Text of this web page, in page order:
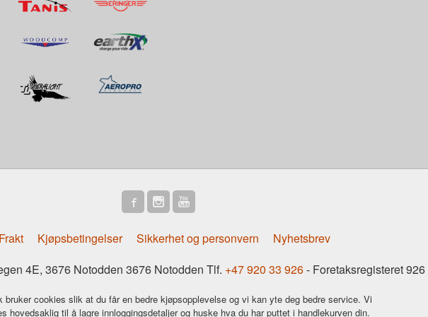
Kjøpsbetingelser Sikkerhet og personvern
Nyhetsbrev
4E, 3676 Notodden 3676 Notodden Tlf. +47 920 33 926- Foretaksregisteret 926
bruker cookies slik at du får en bedre kjøpsopplevelse og vi kan yte deg bedre service. Vi
hovedsaklig til å lagre innloggingsdetaljer og huske hva du har puttet i handlekurven din.